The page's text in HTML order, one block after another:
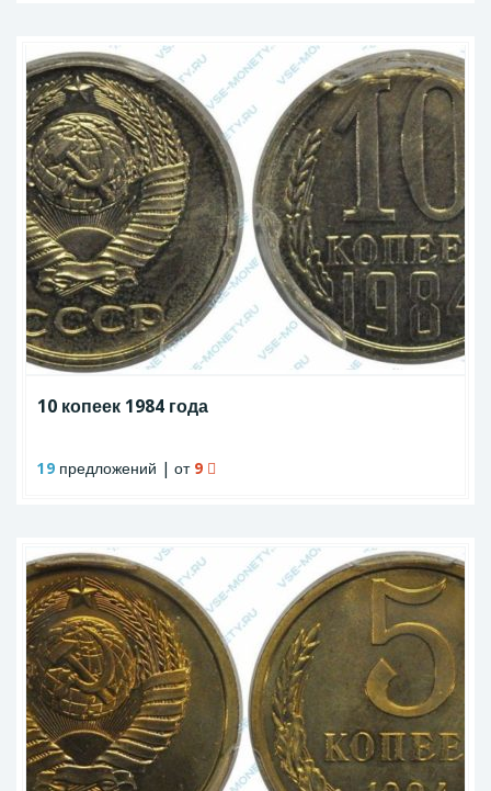
10 копеек 1984 года
19 предложений | от 9